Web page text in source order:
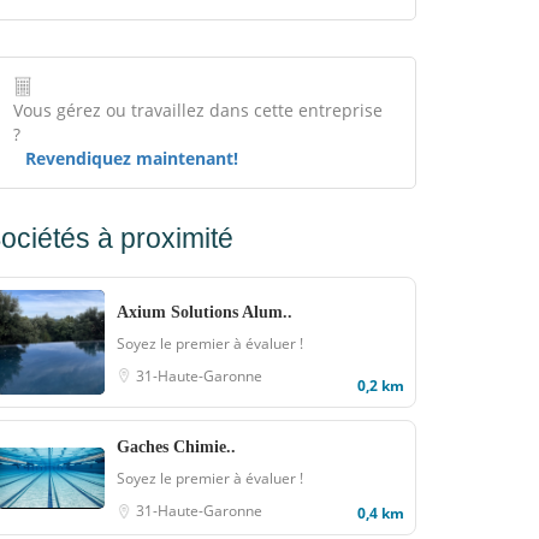
Vous gérez ou travaillez dans cette entreprise
?
Revendiquez maintenant!
à proximité
Axium Solutions Alum..
Soyez le premier à évaluer !
31-Haute-Garonne
0,2 km
Gaches Chimie..
Soyez le premier à évaluer !
31-Haute-Garonne
0,4 km